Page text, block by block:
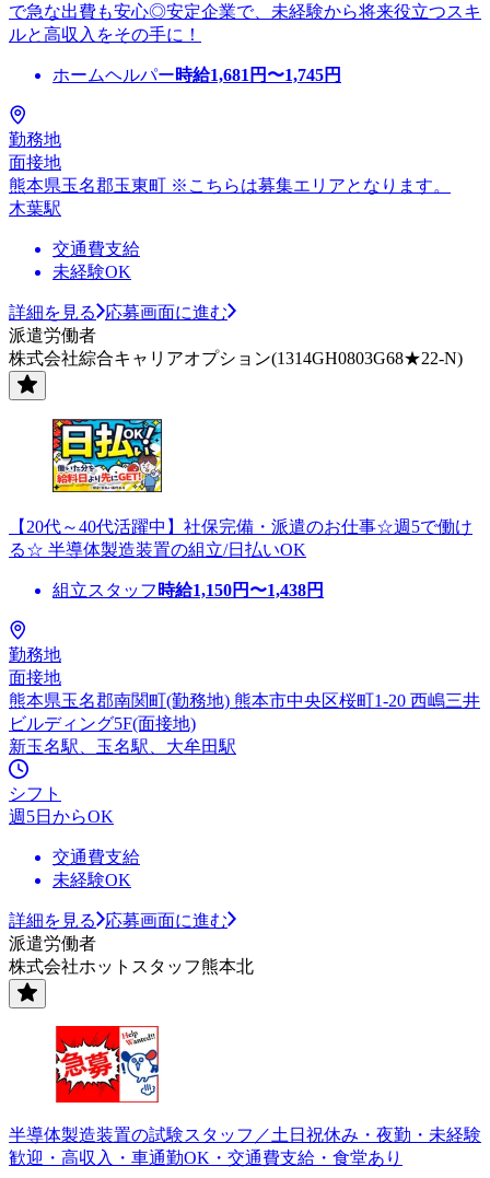
で急な出費も安心◎安定企業で、未経験から将来役立つスキ
ルと高収入をその手に！
ホームヘルパー時給1,681 円〜1,745円
勤務地
面接地
熊本県玉名郡玉東町 ※こちらは募集エリアとなります。
木葉駅
交通費支給
未経験OK
詳細を見る
応募画面に進む
派遣労働者
株式会社綜合キャリアオプション(1314GH0803G68★22-N)
【20代～40代活躍中】社保完備・派遣のお仕事☆週5で働け
る☆ 半導体製造装置の組立/日払いOK
組立スタッフ 時給1,150円〜1,438円
勤務地
面接地
熊本県玉名郡南関町(勤務地) 熊本市中央区桜町1-20 西嶋三井
ビルディング5F(面接地)
新玉名駅、玉名駅、大牟田駅
シフト
週5日からOK
交通費支給
未経験OK
詳細を見る
応募画面に進む
派遣労働者
株式会社ホットスタッフ熊本北
半導体製造装置の試験スタッフ／土日祝休み・夜勤・未経験
歓迎・高収入・車通勤OK・交通費支給・食堂あり